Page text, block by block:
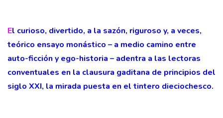
El curioso, divertido, a la sazón, riguroso y, a veces,
teórico ensayo monástico – a medio camino entre
auto-ficción y ego-historia – adentra a las lectoras
conventuales en la clausura gaditana de principios del
siglo XXI, la mirada puesta en el tintero dieciochesco.